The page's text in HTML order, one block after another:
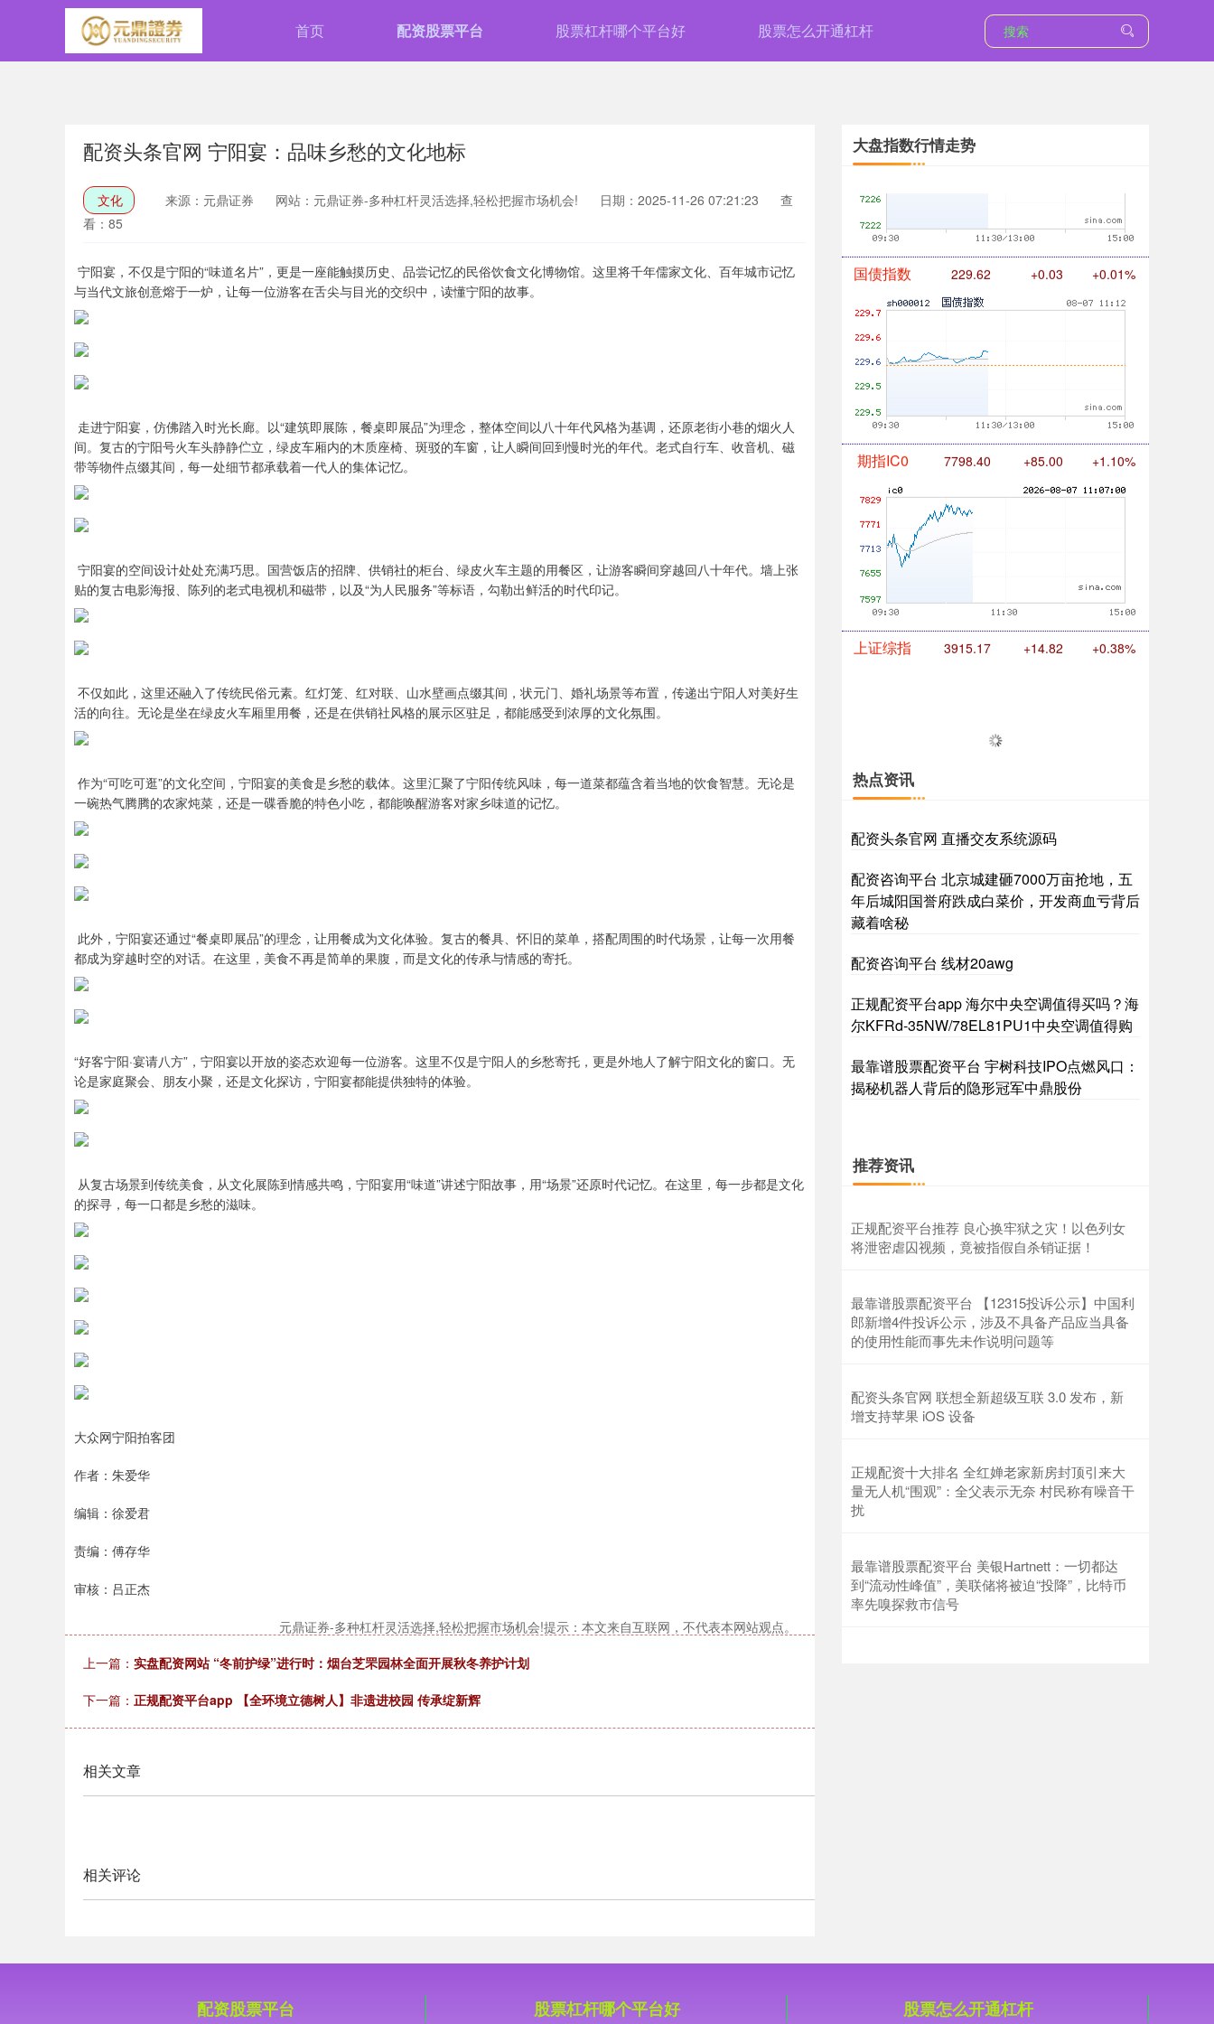
首页 配资股票平台 股票杠杆哪个平台好 股票怎么开通杠杆
配资头条官网 宁阳宴：品味乡愁的文化地标
文化 来源：元鼎证券 网站：元鼎证券-多种杠杆灵活选择,轻松把握市场机会! 日期：2025-11-26 07:21:23
查
看：85
宁阳宴，不仅是宁阳的“味道名片”，更是一座能触摸历史、品尝记忆的民俗饮食文化博物馆。这里将千年儒家文化、百年城市记忆
与当代文旅创意熔于一炉，让每一位游客在舌尖与目光的交织中，读懂宁阳的故事。
走进宁阳宴，仿佛踏入时光长廊。以“建筑即展陈，餐桌即展品”为理念，整体空间以八十年代风格为基调，还原老街小巷的烟火人
间。复古的宁阳号火车头静静伫立，绿皮车厢内的木质座椅、斑驳的车窗，让人瞬间回到慢时光的年代。老式自行车、收音机、磁
带等物件点缀其间，每一处细节都承载着一代人的集体记忆。
宁阳宴的空间设计处处充满巧思。国营饭店的招牌、供销社的柜台、绿皮火车主题的用餐区，让游客瞬间穿越回八十年代。墙上张
贴的复古电影海报、陈列的老式电视机和磁带，以及“为人民服务”等标语，勾勒出鲜活的时代印记。
不仅如此，这里还融入了传统民俗元素。红灯笼、红对联、山水壁画点缀其间，状元门、婚礼场景等布置，传递出宁阳人对美好生
活的向往。无论是坐在绿皮火车厢里用餐，还是在供销社风格的展示区驻足，都能感受到浓厚的文化氛围。
作为“可吃可逛”的文化空间，宁阳宴的美食是乡愁的载体。这里汇聚了宁阳传统风味，每一道菜都蕴含着当地的饮食智慧。无论是
一碗热气腾腾的农家炖菜，还是一碟香脆的特色小吃，都能唤醒游客对家乡味道的记忆。
此外，宁阳宴还通过“餐桌即展品”的理念，让用餐成为文化体验。复古的餐具、怀旧的菜单，搭配周围的时代场景，让每一次用餐
都成为穿越时空的对话。在这里，美食不再是简单的果腹，而是文化的传承与情感的寄托。
“好客宁阳·宴请八方”，宁阳宴以开放的姿态欢迎每一位游客。这里不仅是宁阳人的乡愁寄托，更是外地人了解宁阳文化的窗口。无
论是家庭聚会、朋友小聚，还是文化探访，宁阳宴都能提供独特的体验。
从复古场景到传统美食，从文化展陈到情感共鸣，宁阳宴用“味道”讲述宁阳故事，用“场景”还原时代记忆。在这里，每一步都是文化
的探寻，每一口都是乡愁的滋味。
大众网宁阳拍客团
作者：朱爱华
编辑：徐爱君
责编：傅存华
审核：吕正杰
元鼎证券-多种杠杆灵活选择,轻松把握市场机会!提示：本文来自互联网，不代表本网站观点。
上一篇： 实盘配资网站 “冬前护绿”进行时：烟台芝罘园林全面开展秋冬养护计划
下一篇： 正规配资平台app 【全环境立德树人】非遗进校园 传承绽新辉
相关文章
相关评论
大盘指数行情走势
国债指数 229.62 +0.01%
期指IC0 +85.00 +1.10%
北证50 1122.41 -0.46 -0.04%
创业板指 3559.35
基金指数 7235.59
热点资讯
配资头条官网 直播交友系统源码
配资咨询平台 北京城建砸7000万亩抢地，五
年后城阳国誉府跌成白菜价，开发商血亏背后
藏着啥秘
配资咨询平台 线材20awg
正规配资平台app 海尔中央空调值得买吗？海
尔KFRd-35NW/78EL81PU1中央空调值得购
最靠谱股票配资平台 宇树科技IPO点燃风口：
揭秘机器人背后的隐形冠军中鼎股份
推荐资讯
正规配资平台推荐 良心换牢狱之灾！以色列女
将泄密虐囚视频，竟被指假自杀销证据！
最靠谱股票配资平台 【12315投诉公示】中国利
郎新增4件投诉公示，涉及不具备产品应当具备
的使用性能而事先未作说明问题等
配资头条官网 联想全新超级互联 3.0 发布，新
增支持苹果 iOS 设备
正规配资十大排名 全红婵老家新房封顶引来大
量无人机“围观”：全父表示无奈 村民称有噪音干
扰
最靠谱股票配资平台 美银Hartnett：一切都达
到“流动性峰值”，美联储将被迫“投降”，比特币
率先嗅探救市信号
配资股票平台 股票杠杆哪个平台好 股票怎么开通杠杆